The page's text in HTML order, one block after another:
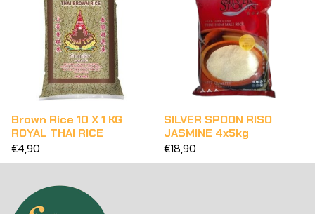
Brown Rice 10 X 1 KG
ROYAL THAI RICE
€4,90
SILVER SPOON RISO
JASMINE 4x5kg
€18,90